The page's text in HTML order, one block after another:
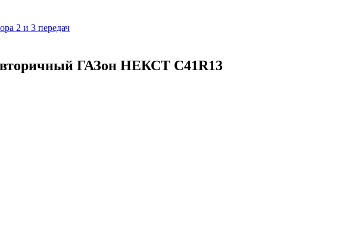
2 и 3 передач
вторичный ГАЗон НЕКСТ C41R13